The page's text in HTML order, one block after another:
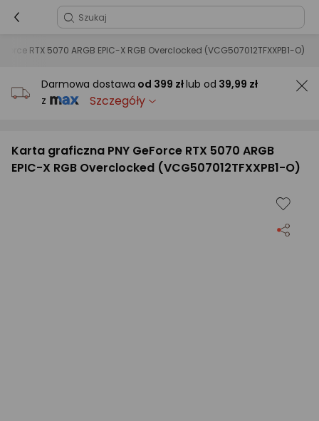
RTX 5070 ARGB EPIC-X RGB Overclocked (VCG507012TFXXPB1-O)
Darmowa dostawa od 399 złlub od 39,99 zł
z
Szczegóły
Karta graficzna PNY GeForce RTX 5070 ARGB
EPIC-X RGB Overclocked (VCG507012TFXXPB1-O)